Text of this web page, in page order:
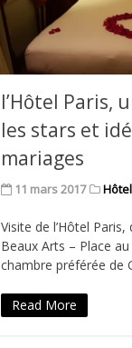
l’Hôtel Paris,
les stars et
mariages
11 mars 2017
Visite de l’Hôtel
Beaux Arts – Place
chambre préférée de
Read More